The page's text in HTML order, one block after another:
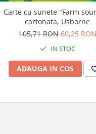
Carte cu sunete "Farm
cartonata, Usborne
105,71 RON60,25 RON
IN STOC
ADAUGA IN COS